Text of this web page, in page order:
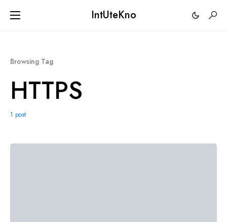
IntUteKno
Browsing Tag
HTTPS
1 post